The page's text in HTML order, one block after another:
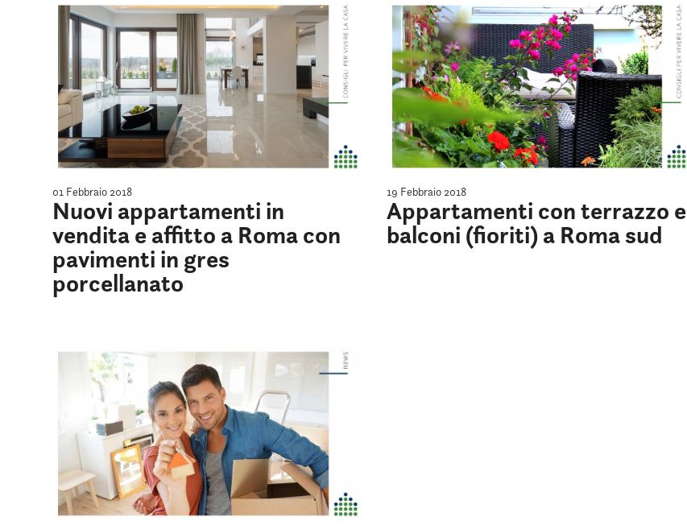
01 Febbraio 2018
Nuovi appartamenti in
vendita e affitto a Roma con
pavimenti in gres
porcellanato
19 Febbraio 2018
Appartamenti con terrazzo e
balconi (fioriti) a Roma sud